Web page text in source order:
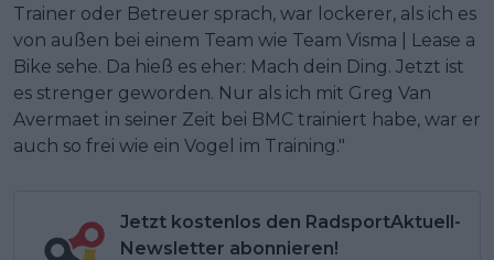
Trainer oder Betreuer sprach, war lockerer, als ich es
von außen bei einem Team wie Team Visma | Lease a
Bike sehe. Da hieß es eher: Mach dein Ding. Jetzt ist
es strenger geworden. Nur als ich mit Greg Van
Avermaet in seiner Zeit bei BMC trainiert habe, war er
auch so frei wie ein Vogel im Training."
Jetzt kostenlos den RadsportAktuell-
Newsletter abonnieren!